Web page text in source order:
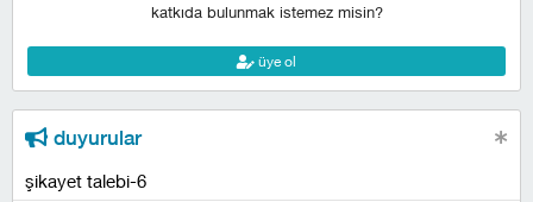
katkıda bulunmak istemez misin?
üye ol
duyurular
şikayet talebi-6